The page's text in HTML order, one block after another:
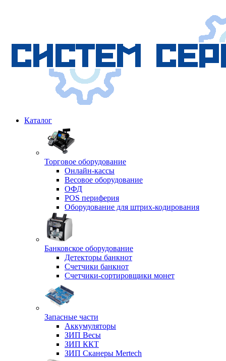
Каталог
Торговое оборудование
Онлайн-кассы
Весовое оборудование
ОФД
POS периферия
Оборудование для штрих-кодирования
Банковское оборудование
Детекторы банкнот
Счетчики банкнот
Счетчики-сортировщики монет
Запасные части
Аккумуляторы
ЗИП Весы
ЗИП ККТ
ЗИП Сканеры Mertech